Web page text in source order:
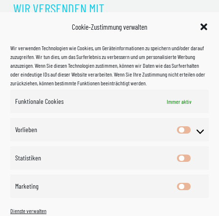
Cookie-Zustimmung verwalten
Wir verwenden Technologien wie Cookies, um Geräteinformationen zu speichern und/oder darauf
zuzugreifen. Wir tun dies, um das Surferlebnis zu verbessern und um personalisierte Werbung
anzuzeigen. Wenn Sie diesen Technologien zustimmen, können wir Daten wie das Surfverhalten
oder eindeutige IDs auf dieser Website verarbeiten. Wenn Sie Ihre Zustimmung nicht erteilen oder
zurückziehen, können bestimmte Funktionen beeinträchtigt werden.
Funktionale Cookies Immer aktiv
Vorlieben
Vorlieben
Statistiken
Marketing
Dienste verwalten
WIR VERSENDEN MIT
©